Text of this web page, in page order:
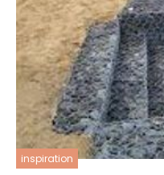
inspiration